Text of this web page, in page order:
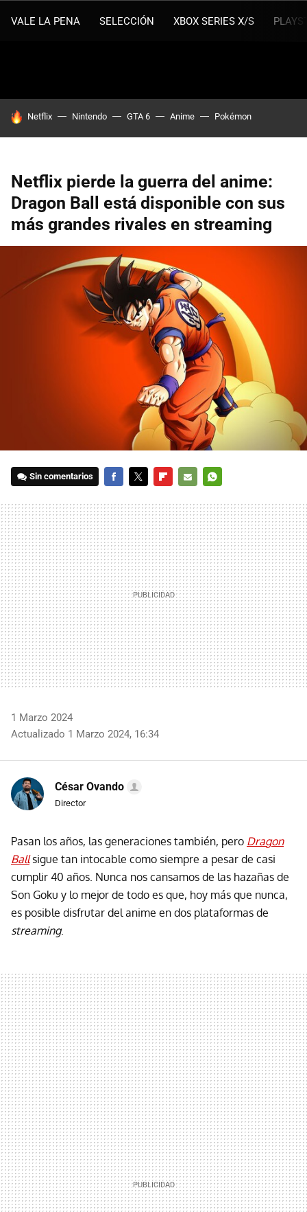
VALE LA PENA SELECCIÓN XBOX SERIES X/S
HOY SE HABLA DE
Netflix Nintendo GTA 6 Anime Pokémon
Netflix pierde la guerra del anime:
Dragon Ball está disponible con sus
más grandes rivales en streaming
Sin comentarios
MAIL
1 Marzo 2024
Actualizado 1 Marzo 2024, 16:34
César Ovando
Director
Pasan los años, las generaciones también, pero Dragon
Ballsigue tan intocable como siempre a pesar de casi
cumplir 40 años. Nunca nos cansamos de las hazañas de
Son Goku y lo mejor de todo es que, hoy más que nunca,
es posible disfrutar del anime en dos plataformas de
streaming.